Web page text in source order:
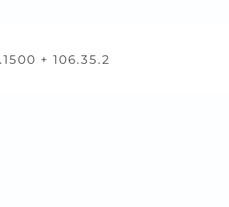
+ 106.35.2